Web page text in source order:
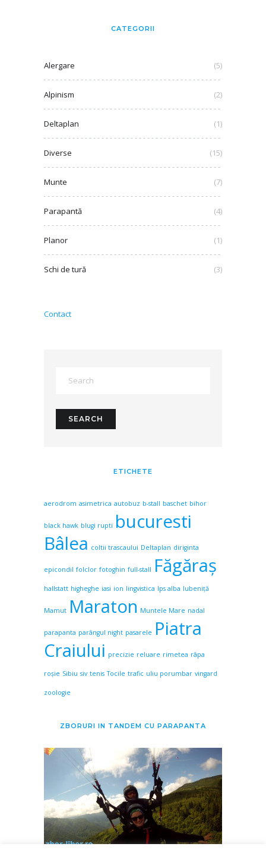
CATEGORII
Alergare (5)
Alpinism (2)
Deltaplan (1)
Diverse (15)
Munte (7)
Parapantă (4)
Planor (1)
Schi de tură (3)
Contact
ETICHETE
aerodrom asimetrica autobuz b-stall baschet bihor
black hawk blugi rupti bucuresti
Bâlea coltii trascaului Deltaplan diriginta
epicondil folclor fotoghin full-stall Făgăraş
hallstatt higheghe iasi ion lingvistica lps alba lubeniță
Mamut Maraton Muntele Mare nadal
parapanta parângul night pasarele Piatra
Craiului precizie reluare rimetea râpa
roșie Sibiu siv tenis Tocile trafic uliu porumbar vingard
zoologie
ZBORURI IN TANDEM CU PARAPANTA